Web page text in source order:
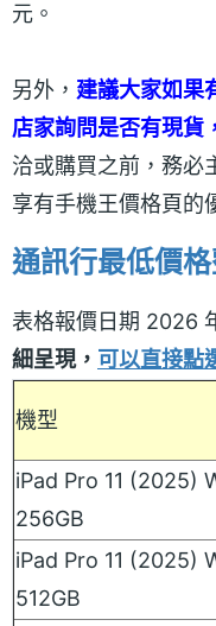
元。
另外， 建議大家如果
店家詢問是否有現貨
洽或購買之前，務必
享有手機王價格頁的
通訊行最低價
表格報價日期 2026
細呈現， 可以直接點
機型
iPad Pro 11 (2025)
256GB
iPad Pro 11 (2025)
512GB